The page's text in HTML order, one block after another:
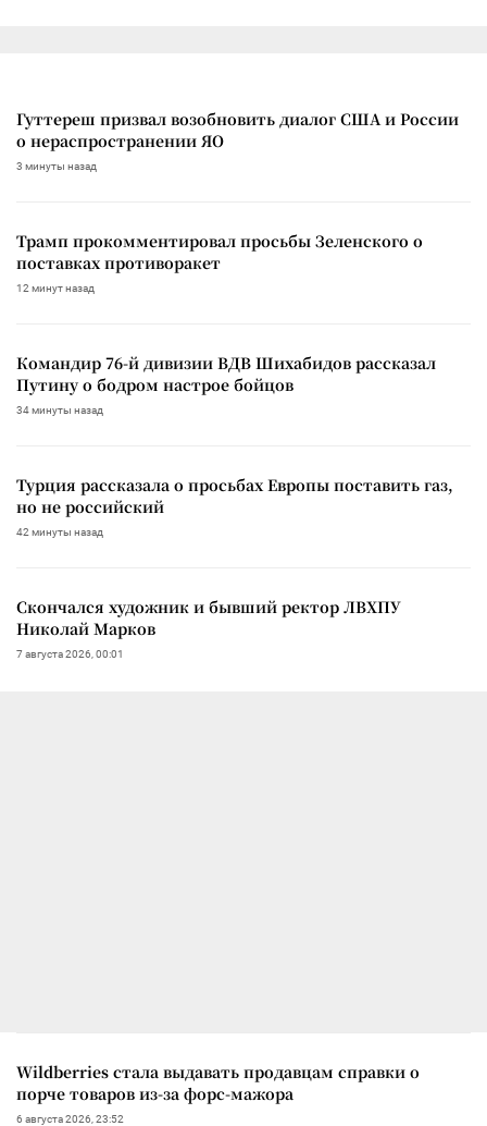
Гуттереш призвал возобновить диалог США и России
о нераспространении ЯО
3 минуты назад
Трамп прокомментировал просьбы Зеленского о
поставках противоракет
12 минут назад
Командир 76-й дивизии ВДВ Шихабидов рассказал
Путину о бодром настрое бойцов
34 минуты назад
Турция рассказала о просьбах Европы поставить газ,
но не российский
42 минуты назад
Скончался художник и бывший ректор ЛВХПУ
Николай Марков
7 августа 2026, 00:01
Wildberries стала выдавать продавцам справки о
порче товаров из-за форс-мажора
6 августа 2026, 23:52